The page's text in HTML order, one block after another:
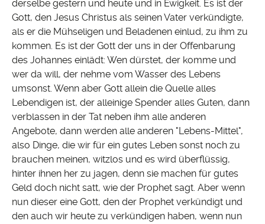
derselbe gestern und heute und in Ewigkeit. Es ist der
Gott, den Jesus Christus als seinen Vater verkündigte,
als er die Mühseligen und Beladenen einlud, zu ihm zu
kommen. Es ist der Gott der uns in der Offenbarung
des Johannes einlädt: Wen dürstet, der komme und
wer da will, der nehme vom Wasser des Lebens
umsonst. Wenn aber Gott allein die Quelle alles
Lebendigen ist, der alleinige Spender alles Guten, dann
verblassen in der Tat neben ihm alle anderen
Angebote, dann werden alle anderen "Lebens-Mittel",
also Dinge, die wir für ein gutes Leben sonst noch zu
brauchen meinen, witzlos und es wird überflüssig,
hinter ihnen her zu jagen, denn sie machen für gutes
Geld doch nicht satt, wie der Prophet sagt. Aber wenn
nun dieser eine Gott, den der Prophet verkündigt und
den auch wir heute zu verkündigen haben, wenn nun